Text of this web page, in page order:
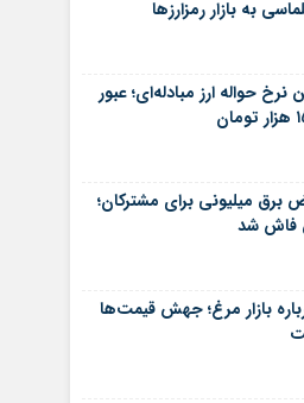
به بازار رمزارزها
حواله ارز مبادله‌ای؛ عبور
میلیونی برای مشترکان؛
فاش شد
بازار مرغ؛ جهش قیمت‌ها